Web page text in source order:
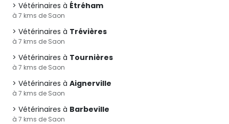
Vétérinaires à Étréham
à 7 kms de Saon
Vétérinaires à Trévières
à 7 kms de Saon
Vétérinaires à Tournières
à 7 kms de Saon
Vétérinaires à Aignerville
à 7 kms de Saon
Vétérinaires à Barbeville
à 7 kms de Saon